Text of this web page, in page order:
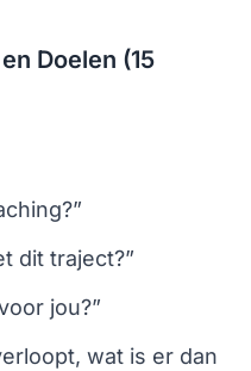
Doelen (15
dit traject?”
jou?”
wat is er dan